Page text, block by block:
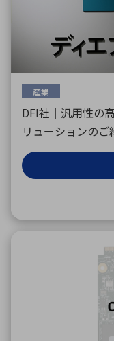
産業
DFI社｜汎用性の
リューションのご